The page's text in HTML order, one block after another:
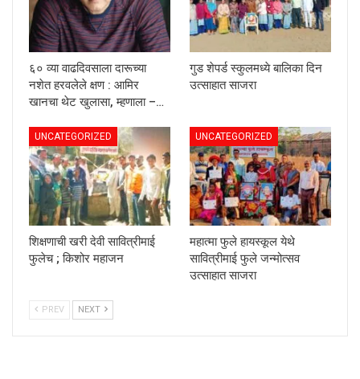
६० व्या वाढदिवसाला दारूच्या
नशेत हरवलेले क्षण : आमिर
खानचा थेट खुलासा, म्हणाला –…
गुड शेपर्ड स्कुलमध्ये बालिका दिन
उत्साहात साजरा
UNCATEGORIZED
शिक्षणाची खरी देवी सावित्रीमाई
फुलेच ; किशोर महाजन
UNCATEGORIZED
महात्मा फुले हायस्कूल येथे
सावित्रीमाई फुले जन्मोत्सव
उत्साहात साजरा
PREV NEXT